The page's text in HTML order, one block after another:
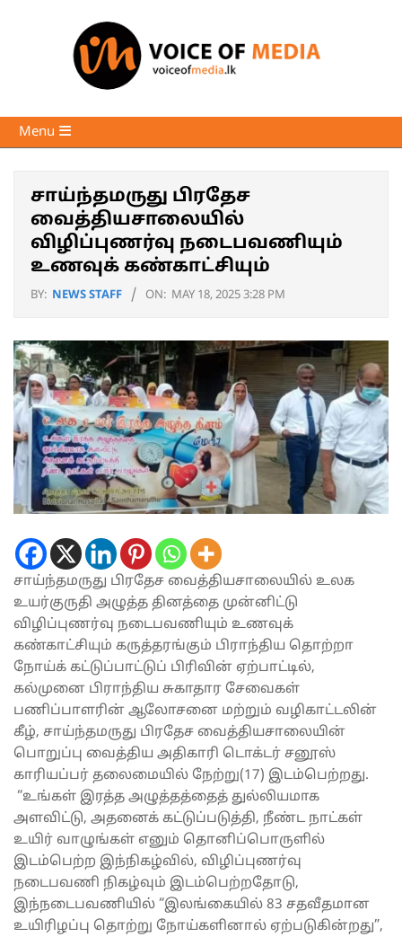
Voice
of
Primary
Navigation
Menu
சாய்ந்தமருது பிரதேச
வைத்தியசாலையில்
விழிப்புணர்வு நடைபவணியும்
உணவுக் கண்காட்சியும்
BY: NEWS STAFF ON: MAY 18, 2025 3:28 PM
சாய்ந்தமருது பிரதேச வைத்தியசாலையில் உலக
உயர்குருதி அழுத்த தினத்தை முன்னிட்டு
விழிப்புணர்வு நடைபவணியும் உணவுக்
கண்காட்சியும் கருத்தரங்கும் பிராந்திய தொற்றா
நோய்க் கட்டுப்பாட்டுப் பிரிவின் ஏற்பாட்டில்,
கல்முனை பிராந்திய சுகாதார சேவைகள்
பணிப்பாளரின் ஆலோசனை மற்றும் வழிகாட்டலின்
கீழ், சாய்ந்தமருது பிரதேச வைத்தியசாலையின்
பொறுப்பு வைத்திய அதிகாரி டொக்டர் சனூஸ்
காரியப்பர் தலைமையில் நேற்று(17) இடம்பெற்றது.
“உங்கள் இரத்த அழுத்தத்தைத் துல்லியமாக
அளவிட்டு, அதனைக் கட்டுப்படுத்தி, நீண்ட நாட்கள்
உயிர் வாழுங்கள் எனும் தொனிப்பொருளில்
இடம்பெற்ற இந்நிகழ்வில், விழிப்புணர்வு
நடைபவணி நிகழ்வும் இடம்பெற்றதோடு,
இந்நடைபவணியில் “இலங்கையில் 83 சதவீதமான
உயிரிழப்பு தொற்று நோய்களினால் ஏற்படுகின்றது”,